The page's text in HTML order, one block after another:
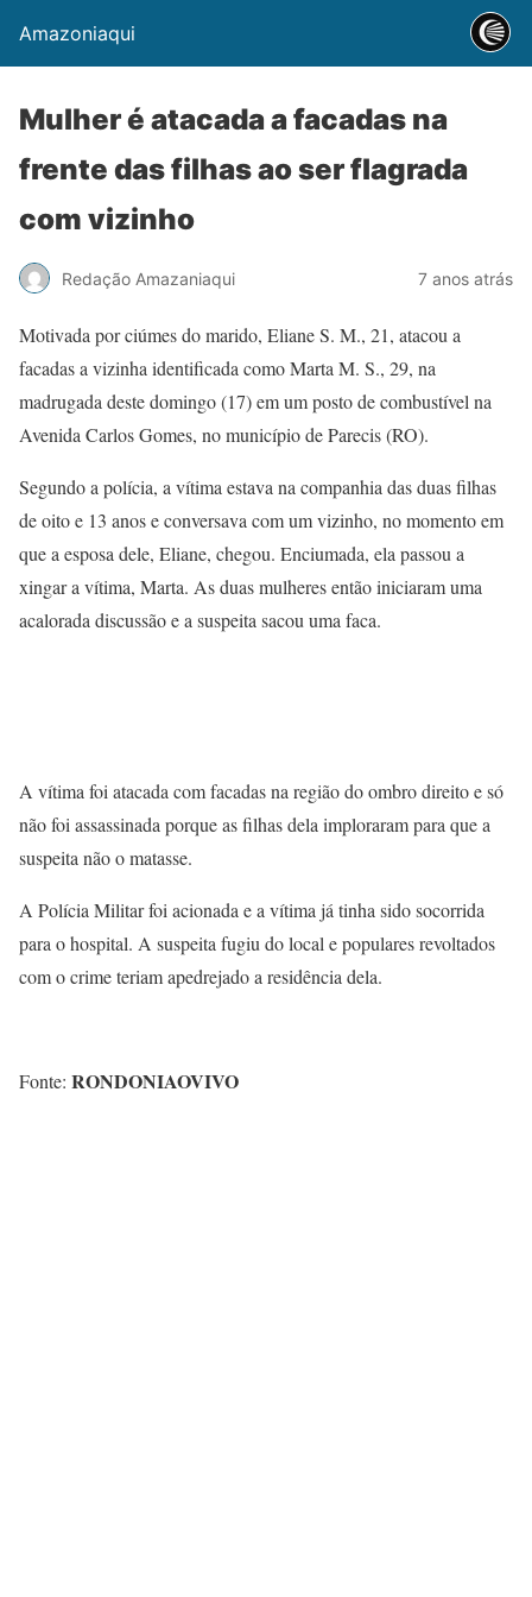
Amazoniaqui
Mulher é atacada a facadas na
frente das filhas ao ser flagrada
com vizinho
Redação Amazaniaqui 7 anos atrás
Motivada por ciúmes do marido, Eliane S. M., 21, atacou a
facadas a vizinha identificada como Marta M. S., 29, na
madrugada deste domingo (17) em um posto de combustível na
Avenida Carlos Gomes, no município de Parecis (RO).
Segundo a polícia, a vítima estava na companhia das duas filhas
de oito e 13 anos e conversava com um vizinho, no momento em
que a esposa dele, Eliane, chegou. Enciumada, ela passou a
xingar a vítima, Marta. As duas mulheres então iniciaram uma
acalorada discussão e a suspeita sacou uma faca.
A vítima foi atacada com facadas na região do ombro direito e só
não foi assassinada porque as filhas dela imploraram para que a
suspeita não o matasse.
A Polícia Militar foi acionada e a vítima já tinha sido socorrida
para o hospital. A suspeita fugiu do local e populares revoltados
com o crime teriam apedrejado a residência dela.
Fonte: RONDONIAOVIVO